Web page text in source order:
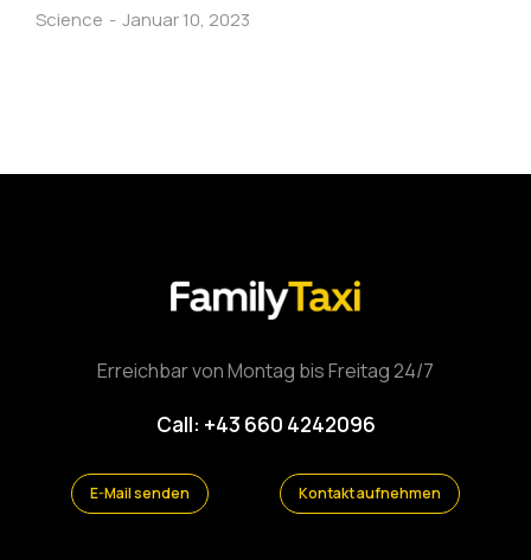
Science Januar 10, 2023
Erreichbar von Montag bis Freitag 24/7
Call: +43 660 4242096
E-Mail senden Kontakt aufnehmen